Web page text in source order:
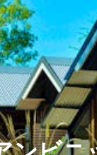
メ
イ
ン
ナ
ビ
ゲ